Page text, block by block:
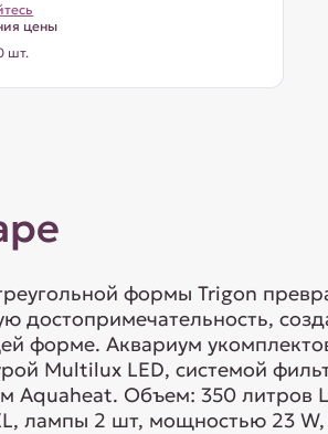
цены
шт.
формы Trigon
достопримечательность,
форме. Аквариум
Multilux LED, системой
Aquaheat. Объем: 350 литров
лампы 2 шт, мощностью 23